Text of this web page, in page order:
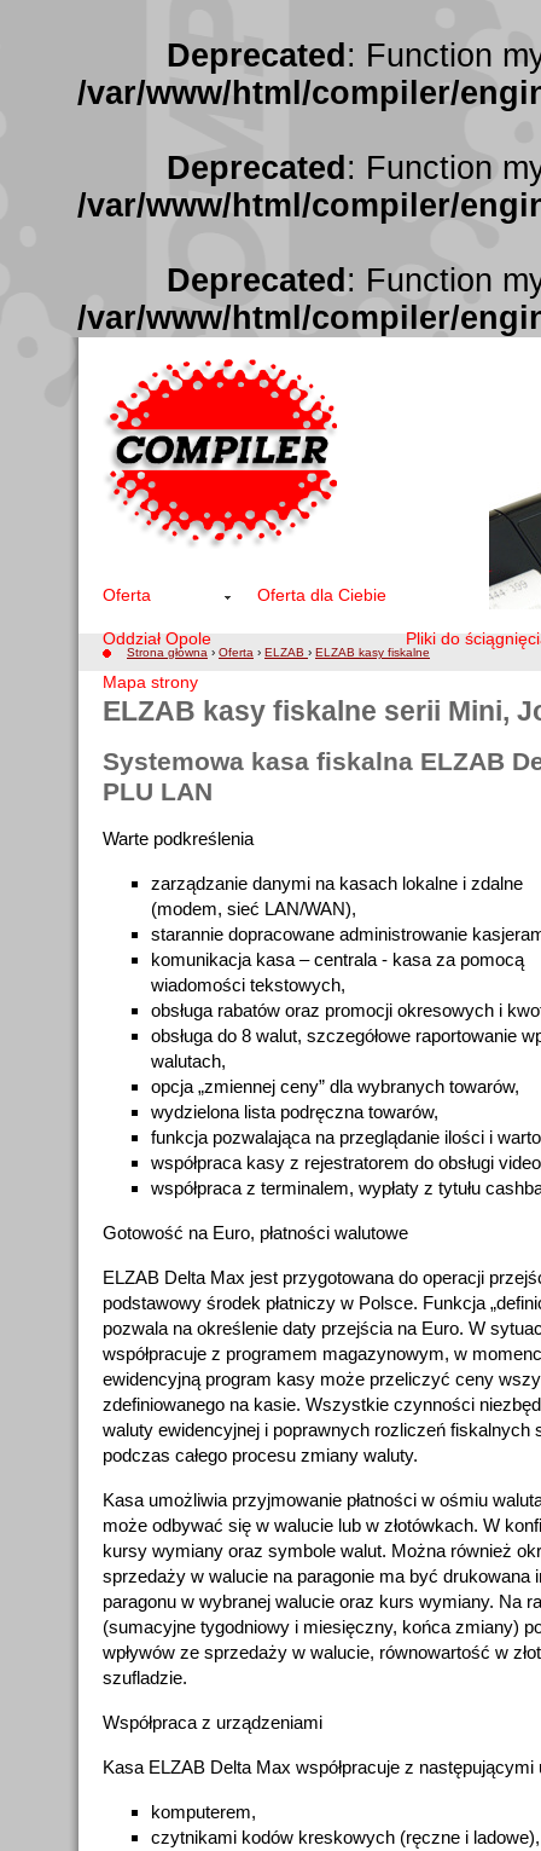
Deprecated : Function
/var/www/html/compiler/
Deprecated : Function
/var/www/html/compiler/
Deprecated : Function
/var/www/html/compiler/
Oferta Oferta dla Ciebie
Oddział Opole Pliki do
Mapa strony
Strona główna › Oferta › ELZAB › ELZAB kasy fiskalne
ELZAB kasy fiskalne serii Mini,
Systemowa kasa fiskalna ELZAB
PLU LAN
Warte podkreślenia
zarządzanie danymi na kasach lokalne i zdalne
(modem, sieć LAN/WAN),
starannie dopracowane administrowanie
komunikacja kasa – centrala - kasa za pomocą
wiadomości tekstowych,
obsługa rabatów oraz promocji okresowych i
obsługa do 8 walut, szczegółowe raportowanie
walutach,
opcja „zmiennej ceny” dla wybranych towarów,
wydzielona lista podręczna towarów,
funkcja pozwalająca na przeglądanie ilości i
współpraca kasy z rejestratorem do obsługi
współpraca z terminalem, wypłaty z tytułu
Gotowość na Euro, płatności walutowe
ELZAB Delta Max jest przygotowana do operacji
podstawowy środek płatniczy w Polsce. Funkcja
pozwala na określenie daty przejścia na Euro. W
współpracuje z programem magazynowym, w
ewidencyjną program kasy może przeliczyć ceny
zdefiniowanego na kasie. Wszystkie czynności
waluty ewidencyjnej i poprawnych rozliczeń fiskalnych
podczas całego procesu zmiany waluty.
Kasa umożliwia przyjmowanie płatności w ośmiu
może odbywać się w walucie lub w złotówkach. W
kursy wymiany oraz symbole walut. Można również
sprzedaży w walucie na paragonie ma być drukowana
paragonu w wybranej walucie oraz kurs wymiany. Na
(sumacyjne tygodniowy i miesięczny, końca zmiany)
wpływów ze sprzedaży w walucie, równowartość w
szufladzie.
Współpraca z urządzeniami
Kasa ELZAB Delta Max współpracuje z następującymi
komputerem,
czytnikami kodów kreskowych (ręczne i ladowe),